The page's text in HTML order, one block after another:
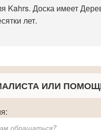
Kahrs. Доска имеет
лет.
ИЛИ